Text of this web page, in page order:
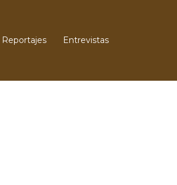
Reportajes Entrevistas